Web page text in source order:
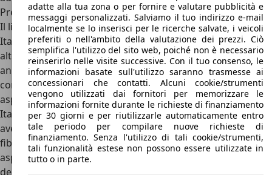
Prezzi McLaren MP4-12C
Il listino prezzi della McLaren MP4-12C, venduta anche in
Italia, partiva da circa 204.700 euro, listino poi ritoccato in
alto nel momento del lancio della versione Spider a pochi
anni dal lancio. Un prezzo del tutto in linea con la sua
concorrente principale, ancora equipaggiata con il V8
aspirato che dopo di lei è diventato turbo, la Ferrari 458
Italia. In proporzione McLaren studiò un listino, pur
avendo caratteristiche peculiari come la monoscocca in
fibra e un V8 bi-turbo capace di girare alto come un
aspirato, che potesse rendersi competitivo nei confronti
della diretta concorrenza. All’epoca, si parla ormai di più di
adatte alla tua zona o per fornire e valutare pubblicità e
messaggi personalizzati. Salviamo il tuo indirizzo e-mail
localmente se lo inserisci per le ricerche salvate, i veicoli
preferiti o nell'ambito della valutazione dei prezzi. Ciò
semplifica l'utilizzo del sito web, poiché non è necessario
reinserirlo nelle visite successive. Con il tuo consenso, le
informazioni basate sull'utilizzo saranno trasmesse ai
concessionari che contatti. Alcuni cookie/strumenti
vengono utilizzati dai fornitori per memorizzare le
informazioni fornite durante le richieste di finanziamento
per 30 giorni e per riutilizzarle automaticamente entro
tale periodo per compilare nuove richieste di
finanziamento. Senza l'utilizzo di tali cookie/strumenti,
tali funzionalità estese non possono essere utilizzate in
tutto o in parte.